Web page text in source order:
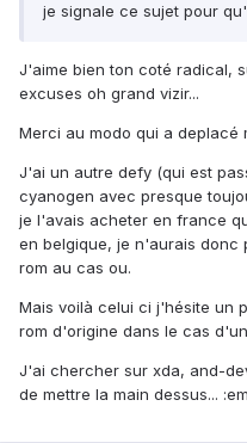
je signale ce sujet pour
J'aime bien ton coté radical,
excuses oh grand vizir...
Merci au modo qui a deplacé
J'ai un autre defy (qui est
cyanogen avec presque
je l'avais acheter en france
en belgique, je n'aurais donc
rom au cas ou.
Mais voilà celui ci j'hésite un
rom d'origine dans le cas
J'ai chercher sur xda, and-
de mettre la main dessus...